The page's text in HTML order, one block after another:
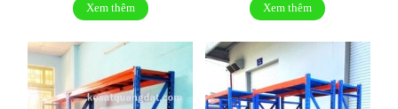
Xem thêm Xem thêm